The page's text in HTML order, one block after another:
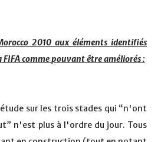
2010 aux éléments identifiés
FIFA comme pouvant être améliorés :
sur les trois stades qui “n'ont
n'est plus à l'ordre du jour. Tous